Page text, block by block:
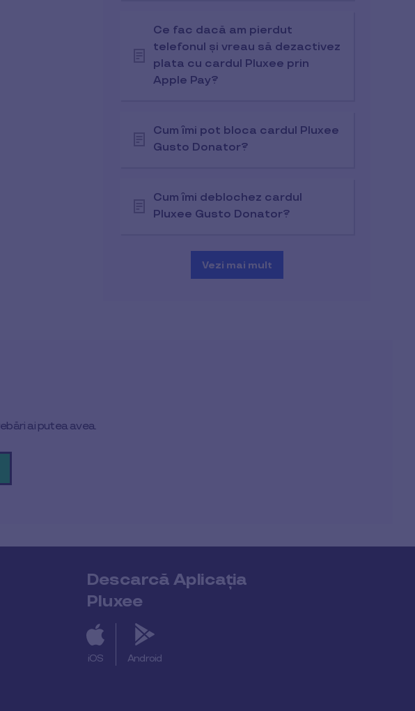
Ce fac dacă am pierdut
telefonul și vreau să dezactivez
plata cu cardul Pluxee prin
Apple Pay?
Cum îmi pot bloca cardul Pluxee
Gusto Donator?
Cum îmi deblochez cardul
Pluxee Gusto Donator?
Vezi mai mult
ai putea avea.
Descarcă Aplicația
Pluxee
iOS Android